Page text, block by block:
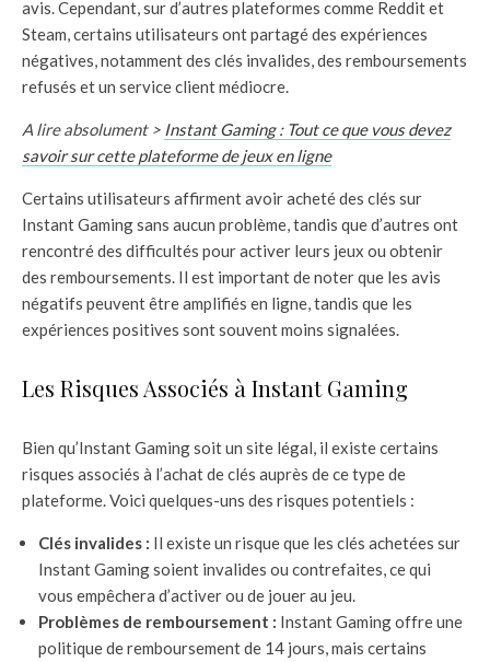
avis. Cependant, sur d’autres plateformes comme Reddit et
Steam, certains utilisateurs ont partagé des expériences
négatives, notamment des clés invalides, des remboursements
refusés et un service client médiocre.
A lire absolument > Instant Gaming : Tout ce que vous devez
savoir sur cette plateforme de jeux en ligne
Certains utilisateurs affirment avoir acheté des clés sur
Instant Gaming sans aucun problème, tandis que d’autres ont
rencontré des difficultés pour activer leurs jeux ou obtenir
des remboursements. Il est important de noter que les avis
négatifs peuvent être amplifiés en ligne, tandis que les
expériences positives sont souvent moins signalées.
Les Risques Associés à Instant Gaming
Bien qu’Instant Gaming soit un site légal, il existe certains
risques associés à l’achat de clés auprès de ce type de
plateforme. Voici quelques-uns des risques potentiels :
Clés invalides : Il existe un risque que les clés achetées sur
Instant Gaming soient invalides ou contrefaites, ce qui
vous empêchera d’activer ou de jouer au jeu.
Problèmes de remboursement : Instant Gaming offre une
politique de remboursement de 14 jours, mais certains